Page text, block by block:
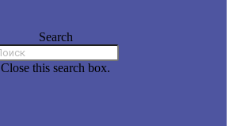
Search
Close this search box.